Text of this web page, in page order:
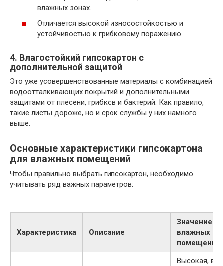
влажных зонах.
Отличается высокой износостойкостью и
устойчивостью к грибковому поражению.
4. Влагостойкий гипсокартон с
дополнительной защитой
Это уже усовершенствованные материалы с комбинацией
водоотталкивающих покрытий и дополнительными
защитами от плесени, грибков и бактерий. Как правило,
такие листы дороже, но и срок службы у них намного
выше.
Основные характеристики гипсокартона
для влажных помещений
Чтобы правильно выбрать гипсокартон, необходимо
учитывать ряд важных параметров:
Характеристика Описание
Значение
влажных
помещений
Высокая,